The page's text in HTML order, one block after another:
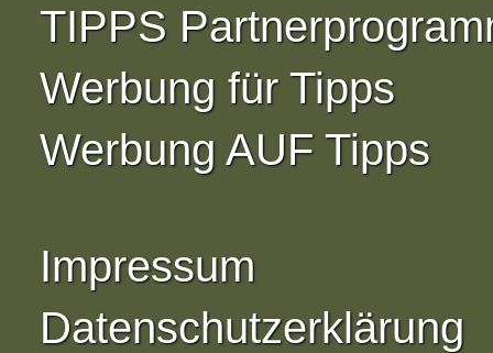
TIPPS
Werbung für Tipps
Werbung AUF Tipps
Impressum
Datenschutzerklärung